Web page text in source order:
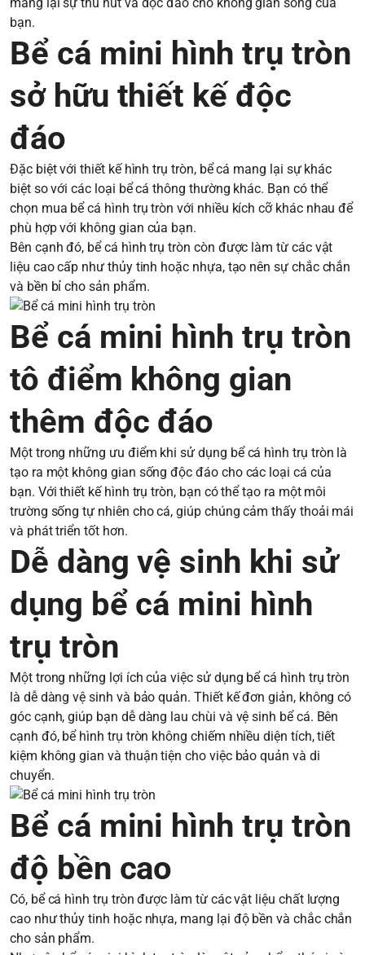
bạn.
Bể cá mini hình trụ tròn
sở hữu thiết kế độc
đáo
Đặc biệt với thiết kế hình trụ tròn, bể cá mang lại sự khác
biệt so với các loại bể cá thông thường khác. Bạn có thể
chọn mua bể cá hình trụ tròn với nhiều kích cỡ khác nhau để
phù hợp với không gian của bạn.
Bên cạnh đó, bể cá hình trụ tròn còn được làm từ các vật
liệu cao cấp như thủy tinh hoặc nhựa, tạo nên sự chắc chắn
và bền bỉ cho sản phẩm.
Bể cá mini hình trụ tròn
tô điểm không gian
thêm độc đáo
Một trong những ưu điểm khi sử dụng bể cá hình trụ tròn là
tạo ra một không gian sống độc đáo cho các loại cá của
bạn. Với thiết kế hình trụ tròn, bạn có thể tạo ra một môi
trường sống tự nhiên cho cá, giúp chúng cảm thấy thoải mái
và phát triển tốt hơn.
Dễ dàng vệ sinh khi sử
dụng bể cá mini hình
trụ tròn
Một trong những lợi ích của việc sử dụng bể cá hình trụ tròn
là dễ dàng vệ sinh và bảo quản. Thiết kế đơn giản, không có
góc cạnh, giúp bạn dễ dàng lau chùi và vệ sinh bể cá. Bên
cạnh đó, bể hình trụ tròn không chiếm nhiều diện tích, tiết
kiệm không gian và thuận tiện cho việc bảo quản và di
chuyển.
Bể cá mini hình trụ tròn
độ bền cao
Có, bể cá hình trụ tròn được làm từ các vật liệu chất lượng
cao như thủy tinh hoặc nhựa, mang lại độ bền và chắc chắn
cho sản phẩm.